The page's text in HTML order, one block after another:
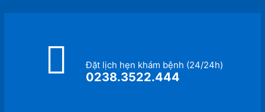
Đặt lịch hẹn khám bệnh (24/24h)
0238.3522.444